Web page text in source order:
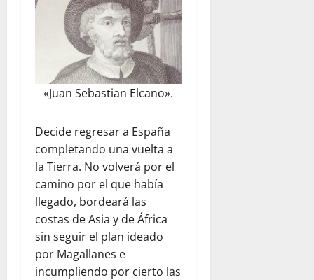
«Juan Sebastian Elcano».
Decide regresar a España
completando una vuelta a
la Tierra. No volverá por el
camino por el que había
llegado, bordeará las
costas de Asia y de África
sin seguir el plan ideado
por Magallanes e
incumpliendo por cierto las